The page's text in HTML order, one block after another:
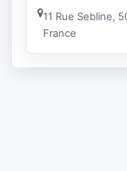
11 Rue Sebline,
France